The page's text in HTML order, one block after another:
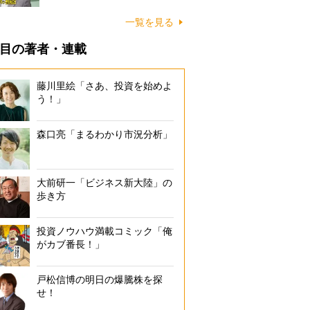
一覧を見る
の著者・連載
藤川里絵「さあ、投資を始めよ
う！」
森口亮「まるわかり市況分析」
大前研一「ビジネス新大陸」の
歩き方
投資ノウハウ満載コミック「俺
がカブ番長！」
戸松信博の明日の爆騰株を探
せ！